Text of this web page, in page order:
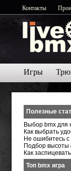
Контакты
Игры
Полезные
Выбор bmx для
Как выбрать
Не ошибитесь с
Подбор высоты
Как
Топ bmx игра